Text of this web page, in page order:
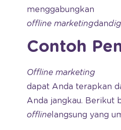
menggabungkan
offline marketingdan
Contoh
Offline marketing
dapat Anda terapkan
Anda jangkau. Berikut
offline langsung yang